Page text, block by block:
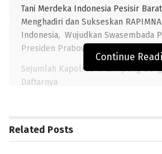
Tani Merdeka Indonesia Pesisir
Menghadiri dan Sukseskan
Indonesia, Wujudkan Swasembada
Presiden Prabowo
Sejumlah Kapolres di Lampung
Daftarnya
Continue
Related Posts